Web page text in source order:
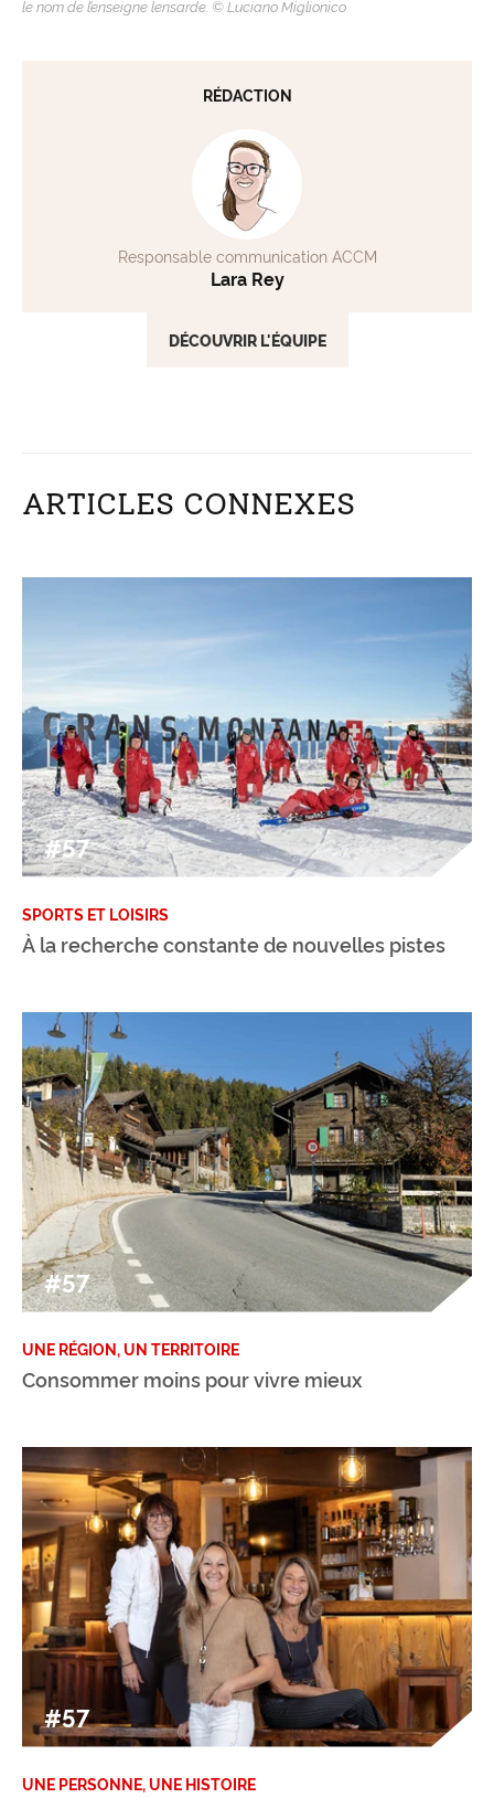
le nom de l’enseigne lensarde. © Luciano Miglionico
RÉDACTION
Responsable communication ACCM
Lara Rey
DÉCOUVRIR L'ÉQUIPE
ARTICLES CONNEXES
#57
SPORTS ET LOISIRS
À la recherche constante de nouvelles pistes
#57
UNE RÉGION, UN TERRITOIRE
Consommer moins pour vivre mieux
#57
UNE PERSONNE, UNE HISTOIRE